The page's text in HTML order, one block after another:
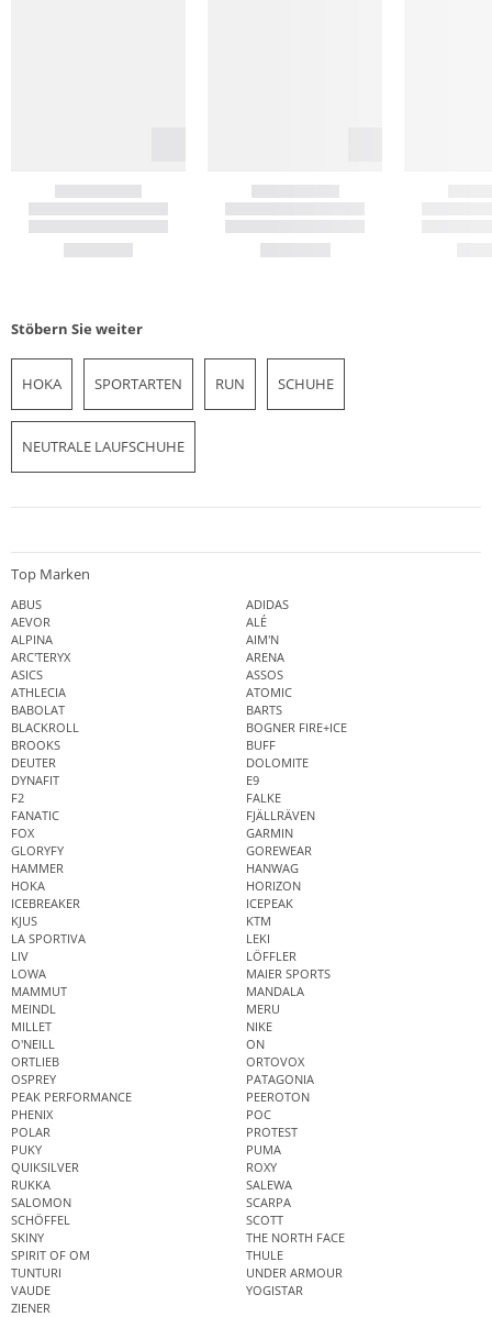
Stöbern Sie weiter
HOKA SPORTARTEN RUN SCHUHE
NEUTRALE LAUFSCHUHE
Top Marken
ABUS
ADIDAS
AEVOR
ALÉ
ALPINA
AIM'N
ARC'TERYX
ARENA
ASICS
ASSOS
ATHLECIA
ATOMIC
BABOLAT
BARTS
BLACKROLL
BOGNER FIRE+ICE
BROOKS
BUFF
DEUTER
DOLOMITE
DYNAFIT
E9
F2
FALKE
FANATIC
FJÄLLRÄVEN
FOX
GARMIN
GLORYFY
GOREWEAR
HAMMER
HANWAG
HOKA
HORIZON
ICEBREAKER
ICEPEAK
KJUS
KTM
LA SPORTIVA
LEKI
LIV
LÖFFLER
LOWA
MAIER SPORTS
MAMMUT
MANDALA
MEINDL
MERU
MILLET
NIKE
O'NEILL
ON
ORTLIEB
ORTOVOX
OSPREY
PATAGONIA
PEAK PERFORMANCE
PEEROTON
PHENIX
POC
POLAR
PROTEST
PUKY
PUMA
QUIKSILVER
ROXY
RUKKA
SALEWA
SALOMON
SCARPA
SCHÖFFEL
SCOTT
SKINY
THE NORTH FACE
SPIRIT OF OM
THULE
TUNTURI
UNDER ARMOUR
VAUDE
YOGISTAR
ZIENER